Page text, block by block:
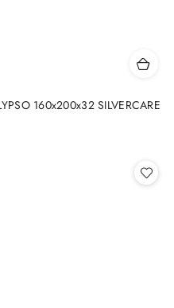
160x200x32 SILVERCARE